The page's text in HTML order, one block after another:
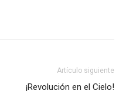
Artículo siguiente
¡Revolución en el Cielo!